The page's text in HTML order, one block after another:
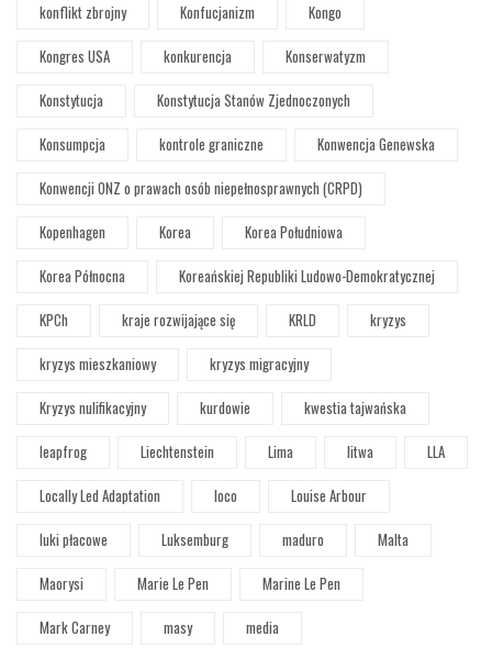
konflikt zbrojny
Konfucjanizm
Kongo
Kongres USA
konkurencja
Konserwatyzm
Konstytucja
Konstytucja Stanów Zjednoczonych
Konsumpcja
kontrole graniczne
Konwencja Genewska
Konwencji ONZ o prawach osób niepełnosprawnych (CRPD)
Kopenhagen
Korea
Korea Południowa
Korea Północna
Koreańskiej Republiki Ludowo-Demokratycznej
KPCh
kraje rozwijające się KRLD
kryzys
kryzys mieszkaniowy
kryzys migracyjny
Kryzys nulifikacyjny
kurdowie
kwestia tajwańska
leapfrog
Liechtenstein Lima litwa
LLA
Locally Led Adaptation
loco
Louise Arbour
luki płacowe
Luksemburg maduro
Malta
Maorysi
Marie Le Pen
Marine Le Pen
Mark Carney
masy
media